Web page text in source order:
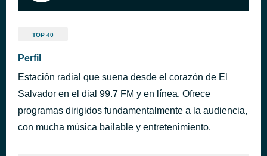
TOP 40
Perfil
Estación radial que suena desde el corazón de El
Salvador en el dial 99.7 FM y en línea. Ofrece
programas dirigidos fundamentalmente a la audiencia,
con mucha música bailable y entretenimiento.